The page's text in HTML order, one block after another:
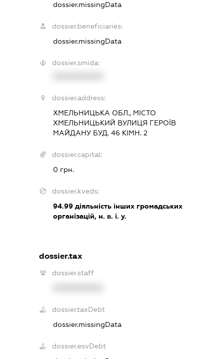
dossier.missingData
dossier.beneficiaries:
dossier.missingData
dossier.smida:
dossier.address:
ХМЕЛЬНИЦЬКА ОБЛ., МІСТО
ХМЕЛЬНИЦЬКИЙ ВУЛИЦЯ ГЕРОЇВ
МАЙДАНУ БУД. 46 КІМН. 2
dossier.capital:
0 грн.
dossier.kveds:
94.99 діяльність інших громадських
організацій, н. в. і. у.
dossier.tax
dossier.staff
dossier.taxDebt
dossier.missingData
dossier.esvDebt